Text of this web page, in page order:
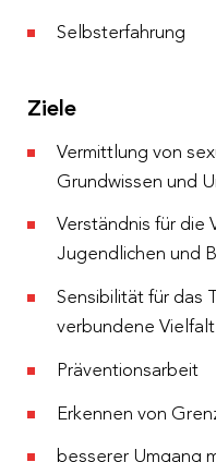
Selbsterfahrung
Ziele
Vermittlung von
Grundwissen und
Verständnis für die
Jugendlichen und
Sensibilität für das
verbundene Vielfalt
Präventionsarbeit
Erkennen von
besserer Umgang